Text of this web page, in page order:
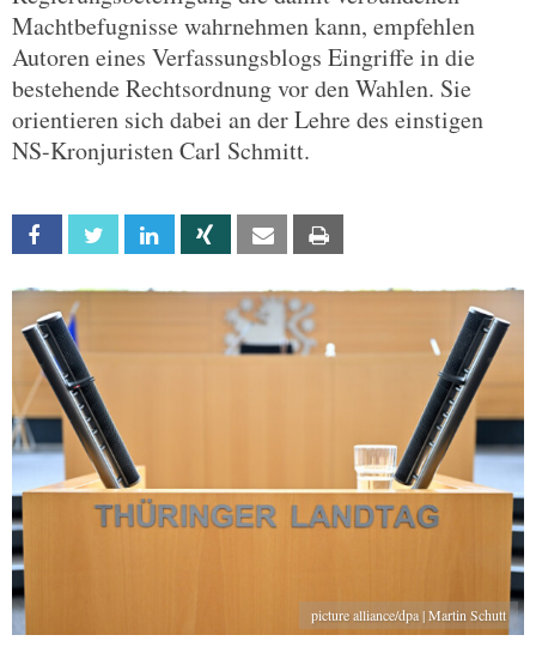
Machtbefugnisse wahrnehmen kann, empfehlen
Autoren eines Verfassungsblogs Eingriffe in die
bestehende Rechtsordnung vor den Wahlen. Sie
orientieren sich dabei an der Lehre des einstigen
NS-Kronjuristen Carl Schmitt.
Facebook Twitter Linkedin Xing Email
picture alliance/dpa | Martin Schutt